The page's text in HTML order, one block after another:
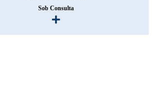
Sob Consulta